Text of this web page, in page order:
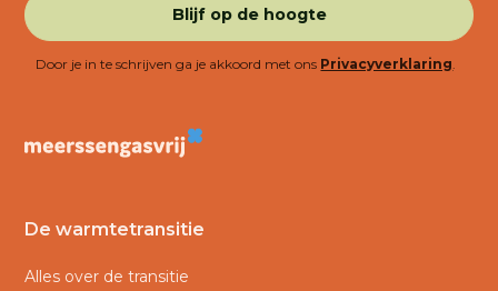
Door je in te schrijven ga je akkoord met ons Privacyverklaring.
De warmtetransitie
Alles over de transitie